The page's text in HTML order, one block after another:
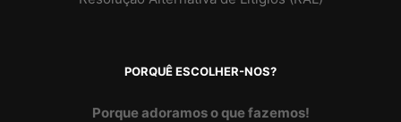
PORQUÊ ESCOLHER-NOS?
Porque adoramos o que fazemos!